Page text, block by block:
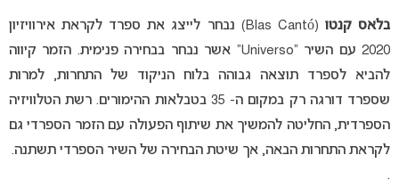
בלאס קנטו
(Blas Cantó) נבחר לייצג את ספרד לקראת אירוויזיון
2020 עם השיר “Universo” אשר נבחר בבחירה פנימית. הזמר קיווה
להביא לספרד תוצאה גבוהה בלוח הניקוד של התחרות, למרות
שספרד דורגה רק במקום ה- 35 בטבלאות ההימורים. רשת הטלוויזיה
הספרדית, החליטה להמשיך את שיתוף הפעולה עם הזמר הספרדי גם
לקראת התחרות הבאה, אך שיטת הבחירה של השיר הספרדי תשתנה.
.